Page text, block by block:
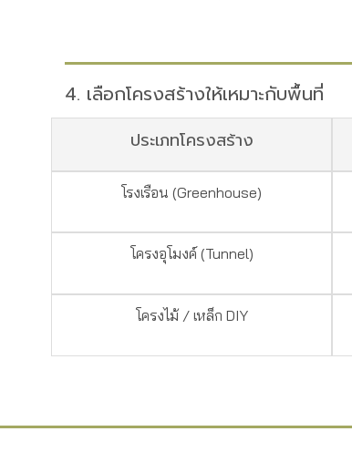
4. เลือกโครงสร้างให้เหมาะกับพื้นที่
ประเภทโครงสร้าง
โรงเรือน (Greenhouse)
โครงอุโมงค์ (Tunnel)
โครงไม้ / เหล็ก DIY